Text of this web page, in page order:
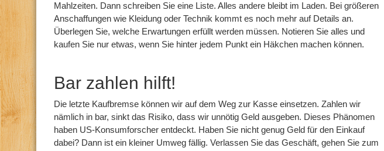
Mahlzeiten. Dann schreiben Sie eine Liste. Alles andere bleibt im Laden. Bei größeren
Anschaffungen wie Kleidung oder Technik kommt es noch mehr auf Details an.
Überlegen Sie, welche Erwartungen erfüllt werden müssen. Notieren Sie alles und
kaufen Sie nur etwas, wenn Sie hinter jedem Punkt ein Häkchen machen können.
Bar zahlen hilft!
Die letzte Kaufbremse können wir auf dem Weg zur Kasse einsetzen. Zahlen wir
nämlich in bar, sinkt das Risiko, dass wir unnötig Geld ausgeben. Dieses Phänomen
haben US-Konsumforscher entdeckt. Haben Sie nicht genug Geld für den Einkauf
dabei? Dann ist ein kleiner Umweg fällig. Verlassen Sie das Geschäft, gehen Sie zum